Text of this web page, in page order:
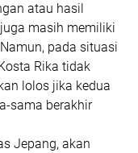
atau hasil
masih memiliki
pada situasi
Rika tidak
lolos jika kedua
sama berakhir
Jepang, akan